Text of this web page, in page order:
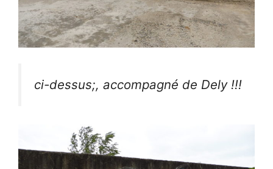
ci-dessus;, accompagné de Dely !!!